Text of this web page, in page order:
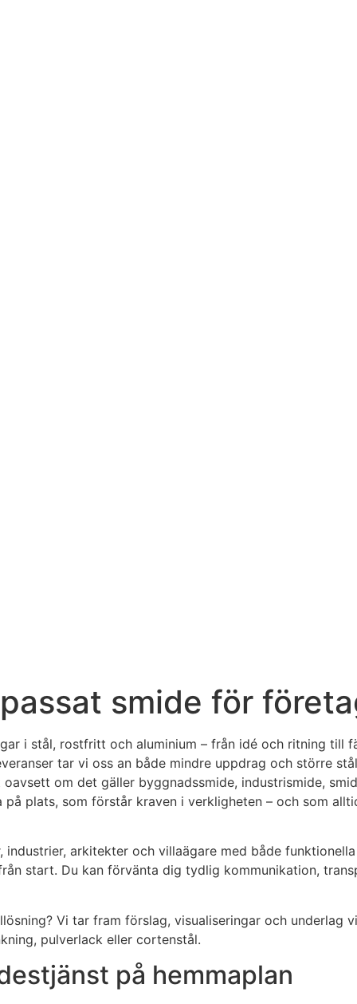
smide för
i stål, rostfritt och aluminium – från idé och ritning till
tar vi oss an både mindre uppdrag och större
om det gäller byggnadssmide, industrismide,
plats, som förstår kraven i verkligheten – och som
arkitekter och villaägare med både
start. Du kan förvänta dig tydlig kommunikation,
Vi tar fram förslag, visualiseringar och underlag
pulverlack eller cortenstål.
på hemmaplan